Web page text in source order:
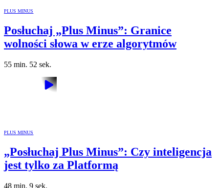
PLUS MINUS
Posłuchaj „Plus Minus”: Granice
wolności słowa w erze algorytmów
55 min. 52 sek.
PLUS MINUS
„Posłuchaj Plus Minus”: Czy inteligencja
jest tylko za Platformą
48 min. 9 sek.